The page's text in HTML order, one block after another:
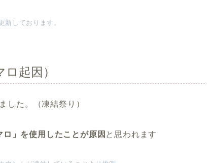
しております。
起因）
した。（凍結祭り）
」を使用したことが原因 と思われます